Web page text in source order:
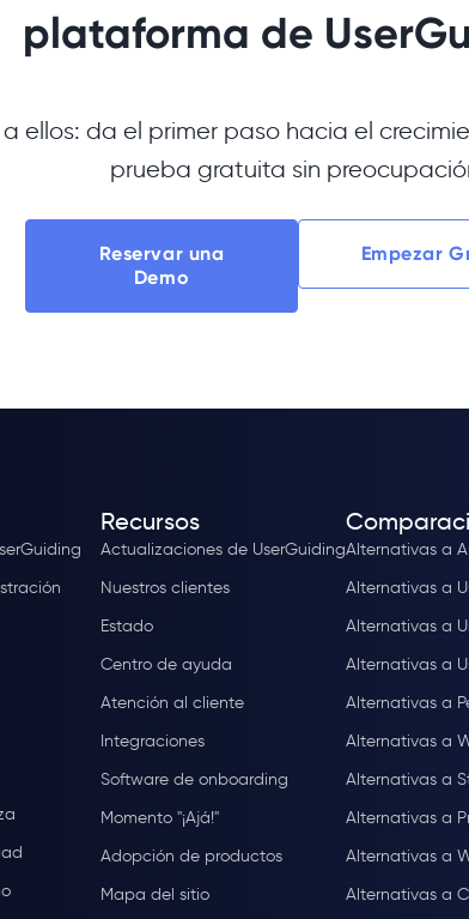
plataforma de
ellos: da el primer paso hacia el
prueba gratuita sin
Reservar una
Demo
Empezar
Recursos
Actualizaciones de UserGuiding
Nuestros clientes
Estado
Centro de ayuda
Atención al cliente
Integraciones
Software de onboarding
Momento "¡Ajá!"
Adopción de productos
Mapa del sitio
Alternativas a
Alternativas a
Alternativas a
Alternativas a
Alternativas a
Alternativas a
Alternativas a
Alternativas a
Alternativas a
Alternativas a